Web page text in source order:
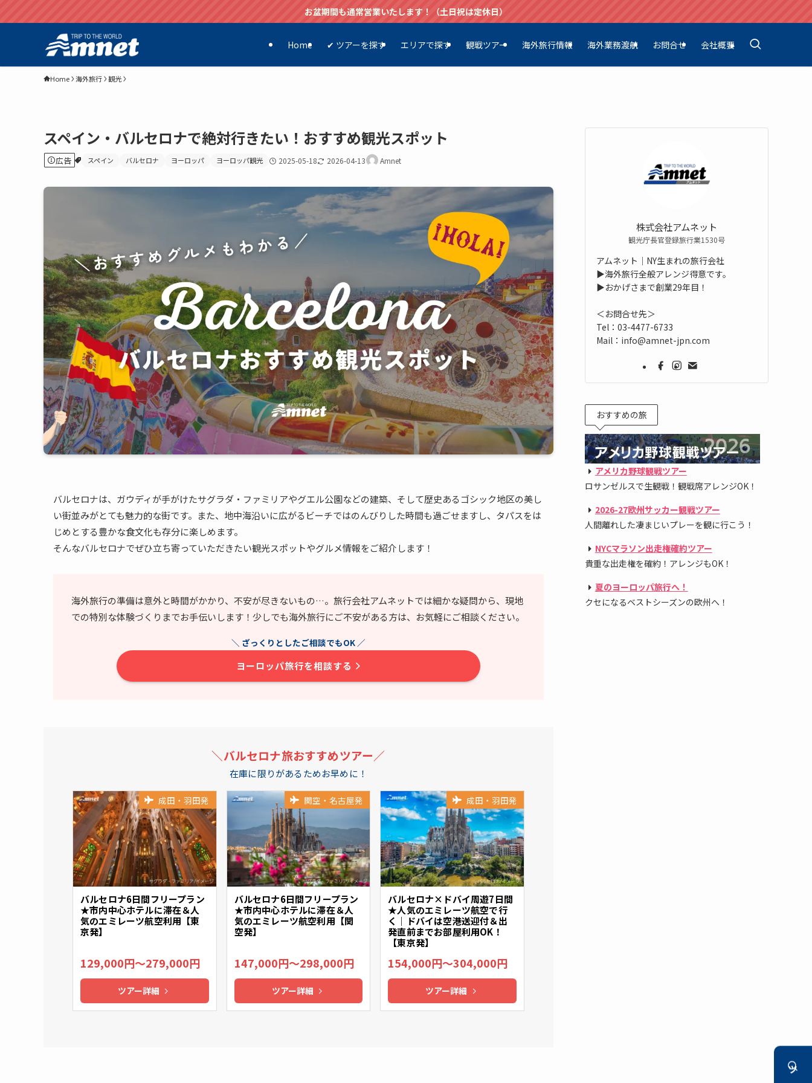
お盆期間も通常営業いたします！（土日祝は定休日）
Home ✔ ツアーを探す エリアで探す 観戦ツアー 海外旅行情報 海外業務渡航 お問合せ 会社概要
Home 海外旅行 観光
スペイン・バルセロナで絶対行きたい！おすすめ観光スポット
広告 スペイン バルセロナ ヨーロッパ ヨーロッパ観光 2025-05-18 2026-04-13 Amnet
バルセロナは、ガウディが手がけたサグラダ・ファミリアやグエル公園などの建築、そして歴史あるゴシック地区の美し
い街並みがとても魅力的な街です。また、地中海沿いに広がるビーチではのんびりした時間も過ごせますし、タパスをは
じめとする豊かな食文化も存分に楽しめます。
そんなバルセロナでぜひ立ち寄っていただきたい観光スポットやグルメ情報をご紹介します！
海外旅行の準備は意外と時間がかかり、不安が尽きないもの…。旅行会社アムネットでは細かな疑問から、現地
での特別な体験づくりまでお手伝いします！少しでも海外旅行にご不安がある方は、お気軽にご相談ください。
＼ ざっくりとしたご相談でもOK ／
ヨーロッパ旅行を相談する
＼バルセロナ旅おすすめツアー／
在庫に限りがあるためお早めに！
成田・羽田発
バルセロナ6日間フリープラン
★市内中心ホテルに滞在＆人
気のエミレーツ航空利用【東
京発】
129,000円～279,000円
ツアー詳細
関空・名古屋発
バルセロナ6日間フリープラン
★市内中心ホテルに滞在＆人
気のエミレーツ航空利用【関
空発】
147,000円～298,000円
ツアー詳細
成田・羽田発
バルセロナ×ドバイ周遊7日間
★人気のエミレーツ航空で行
く｜ドバイは空港送迎付＆出
発直前までお部屋利用OK！
【東京発】
154,000円～304,000円
ツアー詳細
株式会社アムネット
観光庁長官登録旅行業1530号
アムネット｜NY生まれの旅行会社
▶海外旅行全般アレンジ得意です。
▶おかげさまで創業29年目！
＜お問合せ先＞
Tel：03-4477-6733
Mail：info@amnet-jpn.com
おすすめの旅
アメリカ野球観戦ツアー
ロサンゼルスで生観戦！観戦席アレンジOK！
2026-27欧州サッカー観戦ツアー
人間離れした凄まじいプレーを観に行こう！
NYCマラソン出走権確約ツアー
貴重な出走権を確約！アレンジもOK！
夏のヨーロッパ旅行へ！
クセになるベストシーズンの欧州へ！